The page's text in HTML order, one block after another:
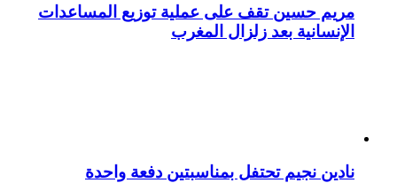
مريم حسين تقف على عملية توزيع المساعدات
الإنسانية بعد زلزال المغرب
نادين نجيم تحتفل بمناسبتين دفعة واحدة